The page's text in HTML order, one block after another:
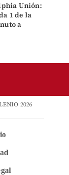
Unión:
1 de la
a
2026